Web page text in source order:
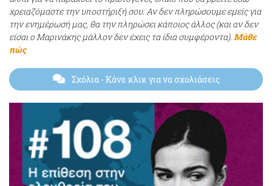
χρειαζόμαστε την υποστήριξή σου. Αν δεν πληρώσουμε εμείς για
την ενημέρωσή μας, θα την πληρώσει κάποιος άλλος (και αν δεν
είσαι ο Μαρινάκης μάλλον δεν έχεις τα ίδια συμφέροντα). Μάθε
πώς
Σχόλια- Κάνε κλικ για να σχολιάσεις